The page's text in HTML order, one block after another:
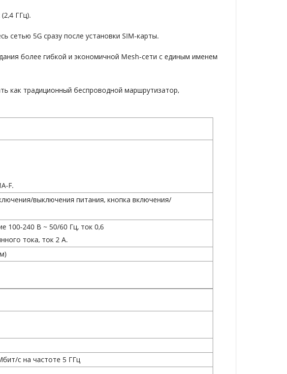
ГГц).
сетью 5G сразу после установки SIM-карты.
более гибкой и экономичной Mesh-сети с единым именем
как традиционный беспроводной маршрутизатор,
F.
выключения питания, кнопка включения/
100-240 В ~ 50/60 Гц, ток 0,6
тока, ток 2 А.
с на частоте 5 ГГц